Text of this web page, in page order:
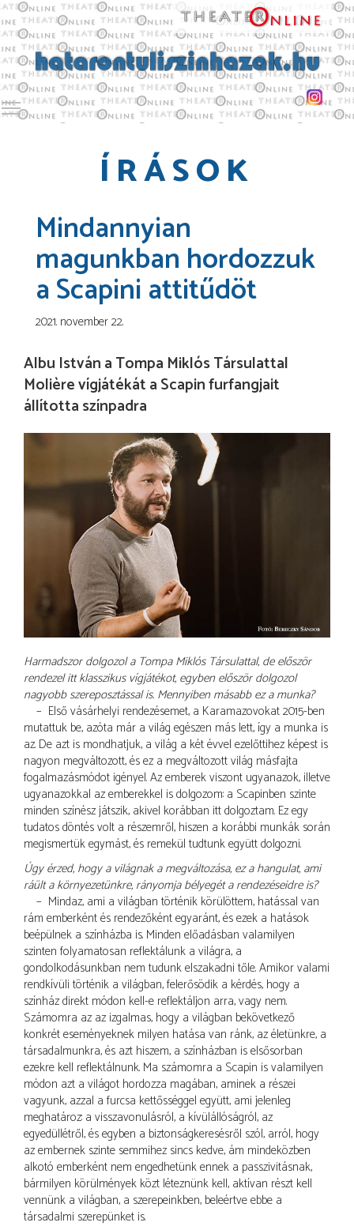
Toggle main menu visibility
ÍRÁSOK
Mindannyian
magunkban hordozzuk
a Scapini attitűdöt
2021. november 22.
Albu István a Tompa Miklós Társulattal
Molière vígjátékát a Scapin furfangjait
állította színpadra
Harmadszor dolgozol a Tompa Miklós Társulattal, de először
rendezel itt klasszikus vígjátékot, egyben először dolgozol
nagyobb szereposztással is. Mennyiben másabb ez a munka?
– Első vásárhelyi rendezésemet, a Karamazovokat 2015-ben
mutattuk be, azóta már a világ egészen más lett, így a munka is
az. De azt is mondhatjuk, a világ a két évvel ezelőttihez képest is
nagyon megváltozott, és ez a megváltozott világ másfajta
fogalmazásmódot igényel. Az emberek viszont ugyanazok, illetve
ugyanazokkal az emberekkel is dolgozom: a Scapinben szinte
minden színész játszik, akivel korábban itt dolgoztam. Ez egy
tudatos döntés volt a részemről, hiszen a korábbi munkák során
megismertük egymást, és remekül tudtunk együtt dolgozni.
Úgy érzed, hogy a világnak a megváltozása, ez a hangulat, ami
ráült a környezetünkre, rányomja bélyegét a rendezéseidre is?
– Mindaz, ami a világban történik körülöttem, hatással van
rám emberként és rendezőként egyaránt, és ezek a hatások
beépülnek a színházba is. Minden előadásban valamilyen
szinten folyamatosan reflektálunk a világra, a
gondolkodásunkban nem tudunk elszakadni tőle. Amikor valami
rendkívüli történik a világban, felerősödik a kérdés, hogy a
színház direkt módon kell-e reflektáljon arra, vagy nem.
Számomra az az izgalmas, hogy a világban bekövetkező
konkrét eseményeknek milyen hatása van ránk, az életünkre, a
társadalmunkra, és azt hiszem, a színházban is elsősorban
ezekre kell reflektálnunk. Ma számomra a Scapin is valamilyen
módon azt a világot hordozza magában, aminek a részei
vagyunk, azzal a furcsa kettősséggel együtt, ami jelenleg
meghatároz: a visszavonulásról, a kívülállóságról, az
egyedüllétről, és egyben a biztonságkeresésről szól, arról, hogy
az embernek szinte semmihez sincs kedve, ám mindeközben
alkotó emberként nem engedhetünk ennek a passzivitásnak,
bármilyen körülmények közt léteznünk kell, aktívan részt kell
vennünk a világban, a szerepeinkben, beleértve ebbe a
társadalmi szerepünket is.